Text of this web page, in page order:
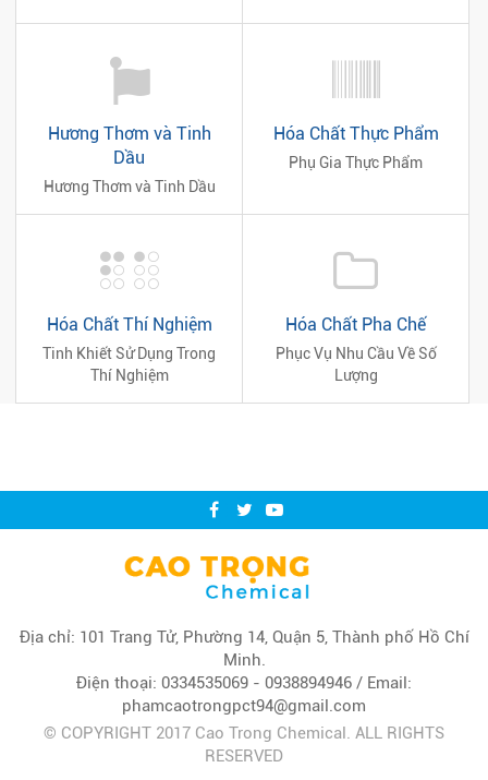
Hương Thơm và Tinh
Dầu
Hương Thơm và Tinh Dầu
Hóa Chất Thực Phẩm
Phụ Gia Thực Phẩm
Hóa Chất Thí Nghiệm
Tinh Khiết Sử Dụng Trong
Thí Nghiệm
Hóa Chất Pha Chế
Phục Vụ Nhu Cầu Về Số
Lượng
Địa chỉ: 101 Trang Tử, Phường 14, Quận 5, Thành phố Hồ Chí
Minh.
Điện thoại: 0334535069 - 0938894946 / Email:
phamcaotrongpct94@gmail.com
© COPYRIGHT 2017 Cao Trong Chemical. ALL RIGHTS
RESERVED